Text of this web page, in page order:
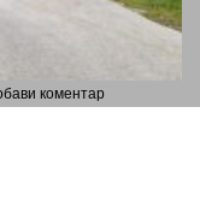
коментар